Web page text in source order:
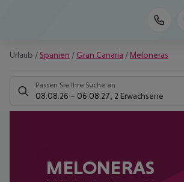
Urlaub / Spanien / Gran Canaria / Meloneras
Passen Sie Ihre Suche an
08.08.26 – 06.08.27 2 Erwachsene
MELONERAS